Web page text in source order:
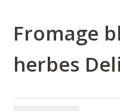
Fromage
herbes